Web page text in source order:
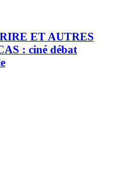
ET AUTRES
: ciné débat